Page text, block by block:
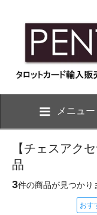
メニュー
【チェスアク
品
3件の商品が見つかり
おす